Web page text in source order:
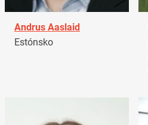
Andrus Aaslaid
Estónsko